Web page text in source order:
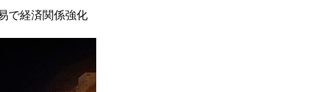
で経済関係強化